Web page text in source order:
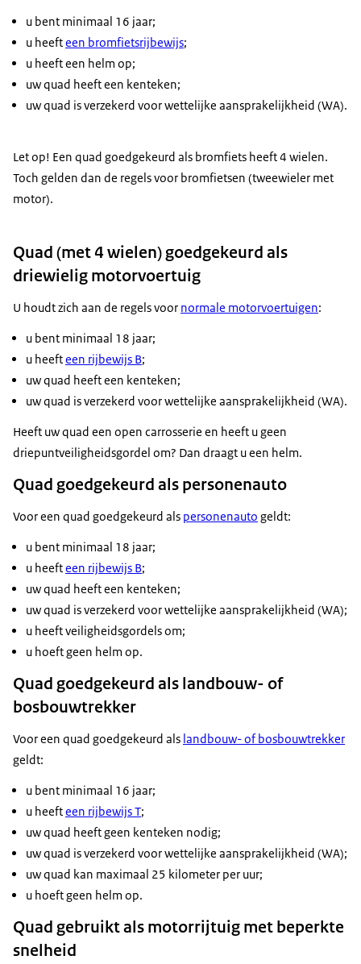
u bent minimaal 16 jaar;
u heefteen bromfietsrijbewijs;
u heeft een helm op;
uw quad heeft een kenteken;
uw quad is verzekerd voor wettelijke aansprakelijkheid (WA).
Let op! Een quad goedgekeurd als bromfiets heeft 4 wielen.
Toch gelden dan de regels voor bromfietsen (tweewieler met
motor).
Quad (met 4 wielen) goedgekeurd als
driewielig motorvoertuig
U houdt zich aan de regels voor normale motorvoertuigen:
u bent minimaal 18 jaar;
u heefteen rijbewijs B;
uw quad heeft een kenteken;
uw quad is verzekerd voor wettelijke aansprakelijkheid (WA).
Heeft uw quad een open carrosserie en heeft u geen
driepuntveiligheidsgordel om? Dan draagt u een helm.
Quad goedgekeurd als personenauto
Voor een quad goedgekeurd als personenauto geldt:
u bent minimaal 18 jaar;
u heefteen rijbewijs B;
uw quad heeft een kenteken;
uw quad is verzekerd voor wettelijke aansprakelijkheid (WA);
u heeft veiligheidsgordels om;
u hoeft geen helm op.
Quad goedgekeurd als landbouw- of
bosbouwtrekker
Voor een quad goedgekeurd als landbouw- of bosbouwtrekker
geldt:
u bent minimaal 16 jaar;
u heefteen rijbewijs T;
uw quad heeft geen kenteken nodig;
uw quad is verzekerd voor wettelijke aansprakelijkheid (WA);
uw quad kan maximaal 25 kilometer per uur;
u hoeft geen helm op.
Quad gebruikt als motorrijtuig met beperkte
snelheid